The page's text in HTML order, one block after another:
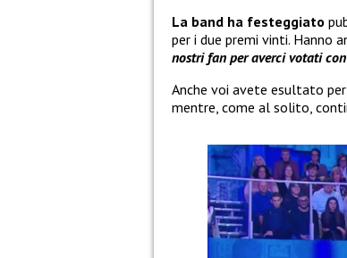
La band ha festeggiato
per i due premi vinti. Hanno
nostri fan per averci votati
Anche voi avete esultato
mentre, come al solito,